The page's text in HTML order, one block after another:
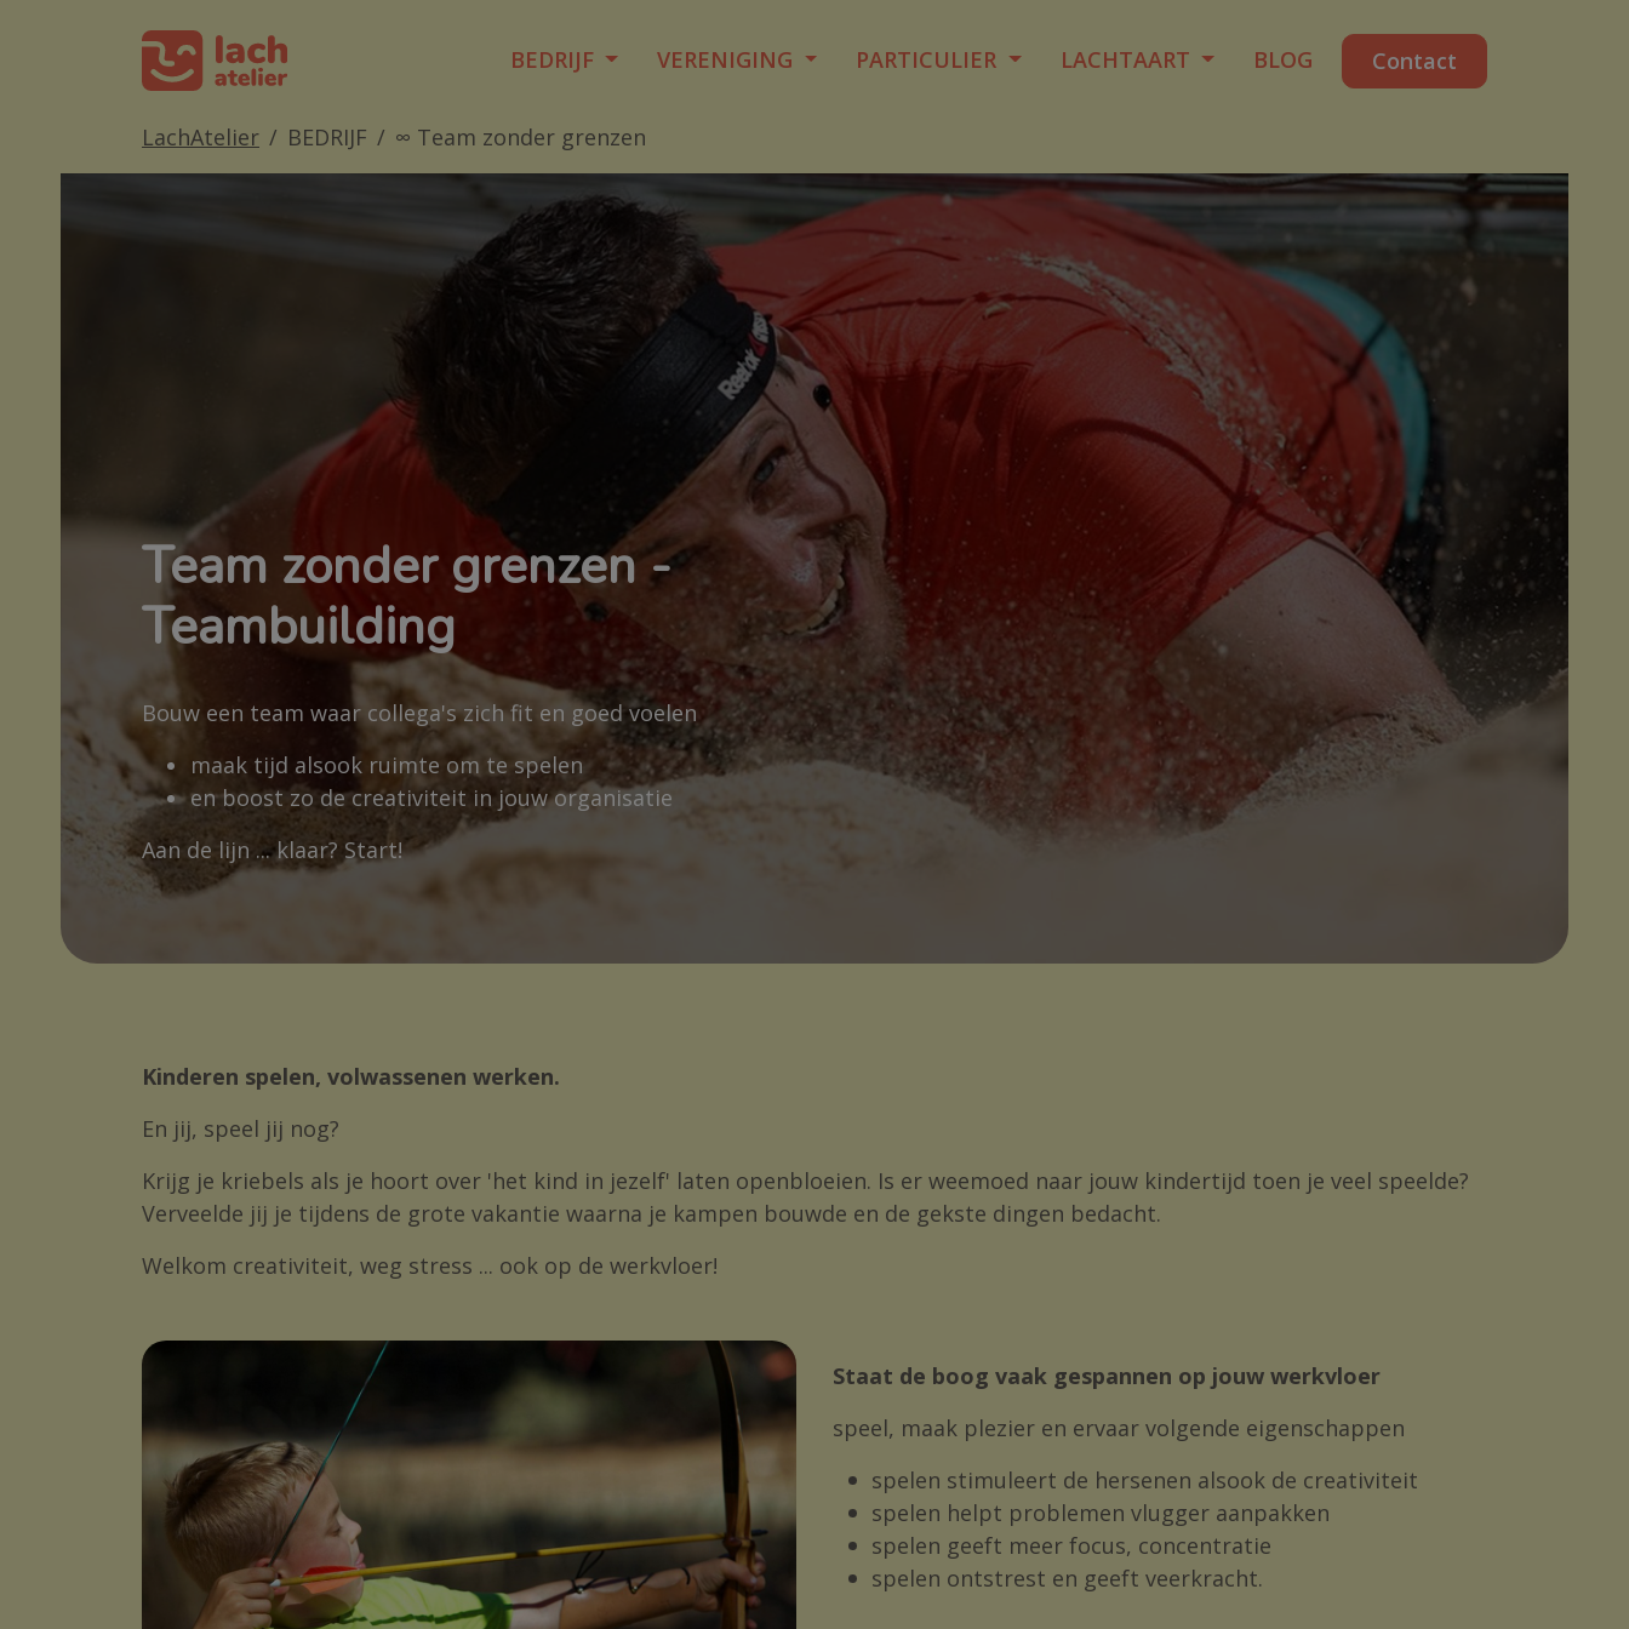
BEDRIJF VERENIGING PARTICULIER LACHTAART BLOG Contact
LachAtelier BEDRIJF ∞ Team zonder grenzen
Team zonder grenzen -
Teambuilding
Bouw een team waar collega's zich fit en goed voelen
maak tijd alsook ruimte om te spelen
en boost zo de creativiteit in jouw organisatie
Aan de lijn ... klaar? Start!
Kinderen spelen, volwassenen werken.
En jij, speel jij nog?
Krijg je kriebels als je hoort over 'het kind in jezelf' laten openbloeien. Is er weemoed naar jouw kindertijd toen je veel speelde?
Verveelde jij je tijdens de grote vakantie waarna je kampen bouwde en de gekste dingen bedacht.
Welkom creativiteit, weg stress ... ook op de werkvloer!
Staat de boog vaak gespannen op jouw werkvloer
speel, maak plezier en ervaar volgende eigenschappen
spelen stimuleert de hersenen alsook de creativiteit
spelen helpt problemen vlugger aanpakken
spelen geeft meer focus, concentratie
spelen ontstrest en geeft veerkracht.